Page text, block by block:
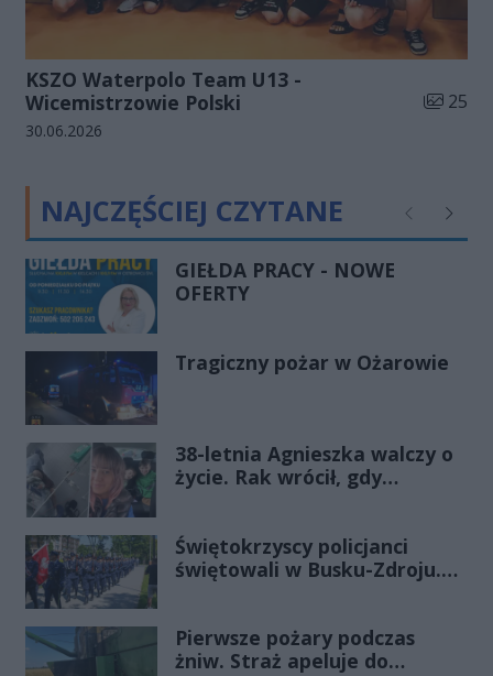
KSZO Waterpolo Team U13 -
Wicemistrzowie Polski
Liczba
25
Data dodania galerii:
30.06.2026
NAJCZĘŚCIEJ CZYTANE Poprzednie
GIEŁDA PRACY - NOWE
OFERTY
Tragiczny pożar w Ożarowie
38-letnia Agnieszka walczy o
życie. Rak wrócił, gdy
Świętokrzyscy policjanci
świętowali w Busku-Zdroju.
ślubowanie
Pierwsze pożary podczas
żniw. Straż apeluje do